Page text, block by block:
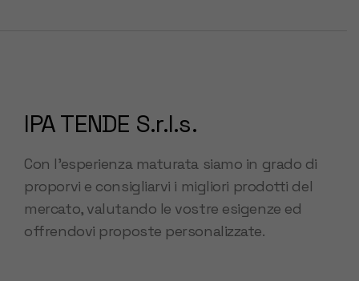
IPA TENDE S.r.l.s.
Con l’esperienza maturata siamo in grado di
proporvi e consigliarvi i migliori prodotti del
mercato, valutando le vostre esigenze ed
offrendovi proposte personalizzate.